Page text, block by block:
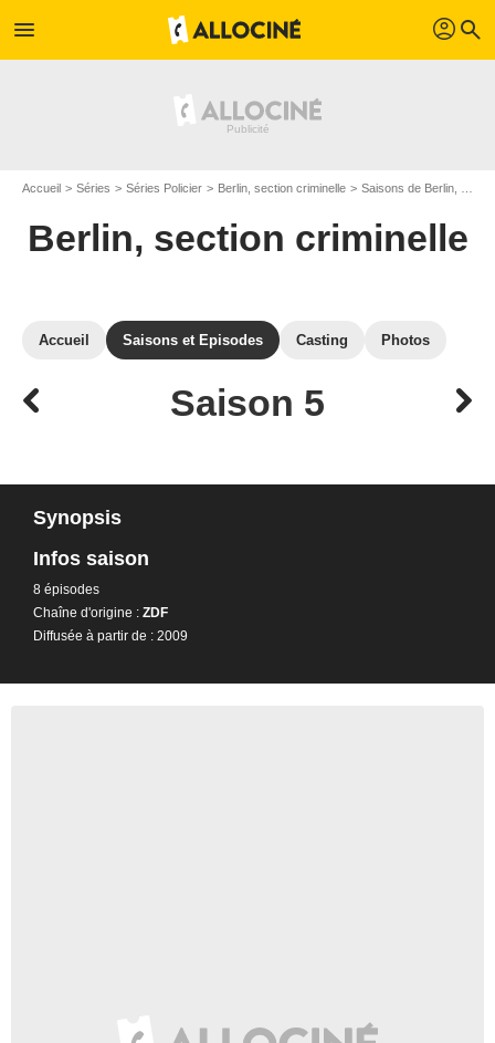
menu profil search
Accueil Séries Séries Policier Berlin, section criminelle Saisons de Berlin, section criminelle
Berlin, section criminelle
Accueil Saisons et Episodes Casting Photos
Saison 5
Synopsis
Infos saison
8 épisodes
Chaîne d'origine : ZDF
Diffusée à partir de : 2009